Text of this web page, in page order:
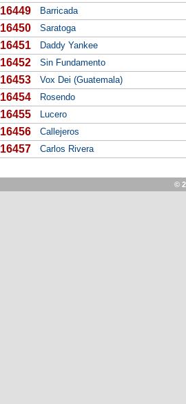
16449 Barricada
16450 Saratoga
16451 Daddy Yankee
16452 Sin Fundamento
16453 Vox Dei (Guatemala)
16454 Rosendo
16455 Lucero
16456 Callejeros
16457 Carlos Rivera
©